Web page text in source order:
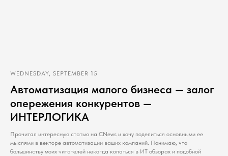
WEDNESDAY, SEPTEMBER 15
Автоматизация малого бизнеса — залог
опережения конкурентов —
ИНТЕРЛОГИКА
Прочитал интересную статью на CNews и хочу поделиться основными ее
мыслями в векторе автоматизации ваших компаний. Понимаю, что
большинству моих читателей некогда копаться в ИТ обзорах и подобной